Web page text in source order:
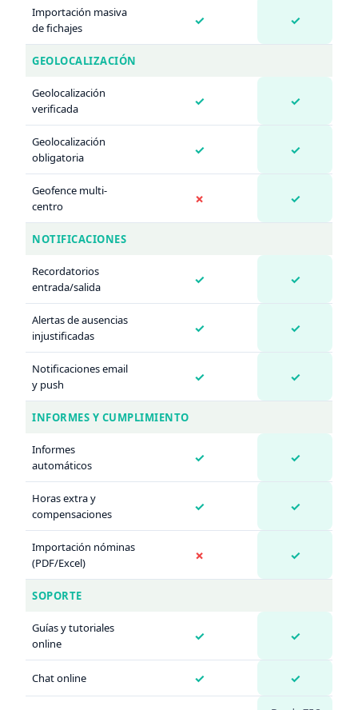
Importación masiva
de fichajes
✓ ✓
GEOLOCALIZACIÓN
Geolocalización
verificada
✓ ✓
Geolocalización
obligatoria
✓ ✓
Geofence multi-
centro
✗ ✓
NOTIFICACIONES
Recordatorios
entrada/salida
✓ ✓
Alertas de ausencias
injustificadas
✓ ✓
Notificaciones email
y push
✓ ✓
INFORMES Y CUMPLIMIENTO
Informes
automáticos
✓ ✓
Horas extra y
compensaciones
✓ ✓
Importación nóminas
(PDF/Excel)
✗ ✓
SOPORTE
Guías y tutoriales
online
✓ ✓
Chat online ✓ ✓